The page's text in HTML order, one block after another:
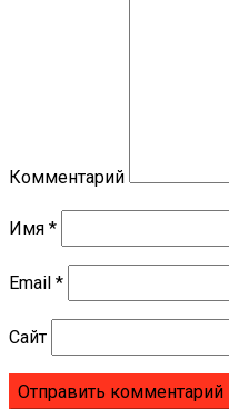
Комментарий
Имя *
Email *
Сайт